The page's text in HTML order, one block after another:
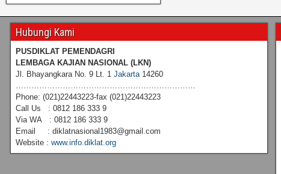
Hubungi Kami
PUSDIKLAT PEMENDAGRI
LEMBAGA KAJIAN NASIONAL (LKN)
Jl. Bhayangkara No. 9 Lt. 1 Jakarta14260
……………………………………………………………
Phone: (021)22443223-fax (021)22443223
Call Us : 0812 186 333 9
Via WA : 0812 186 333 9
Email : diklatnasional1983@gmail.com
Website : www.info.diklat.org